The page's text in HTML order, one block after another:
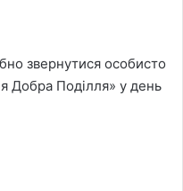
звернутися особисто
Добра Поділля» у день